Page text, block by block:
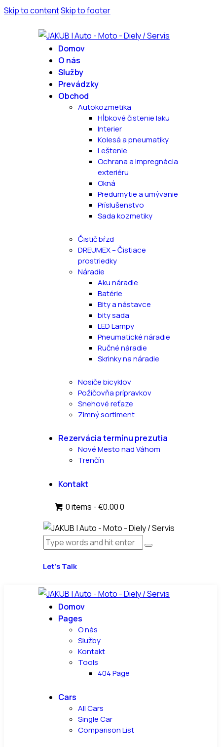
Skip to contentSkip to footer
Domov
O nás
Služby
Prevádzky
Obchod
Autokozmetika
Hĺbkové čistenie laku
Interier
Kolesá a pneumatiky
Leštenie
Ochrana a impregnácia
exteriéru
Okná
Predumytie a umývanie
Príslušenstvo
Sada kozmetiky
Čistič bŕzd
DREUMEX – Čistiace
prostriedky
Náradie
Aku náradie
Batérie
Bity a nástavce
bity sada
LED Lampy
Pneumatické náradie
Ručné náradie
Skrinky na náradie
Nosiče bicyklov
Požičovňa prípravkov
Snehové reťaze
Zimný sortiment
Rezervácia termínu prezutia
Nové Mesto nad Váhom
Trenčín
Kontakt
0 items -€0.000
Let’s Talk
Domov
Pages
O nás
Služby
Kontakt
Tools
404 Page
Cars
All Cars
Single Car
Comparison List